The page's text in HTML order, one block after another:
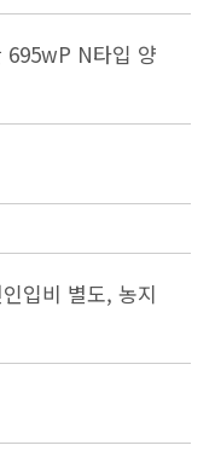
695wP N타입 양
입비 별도, 농지